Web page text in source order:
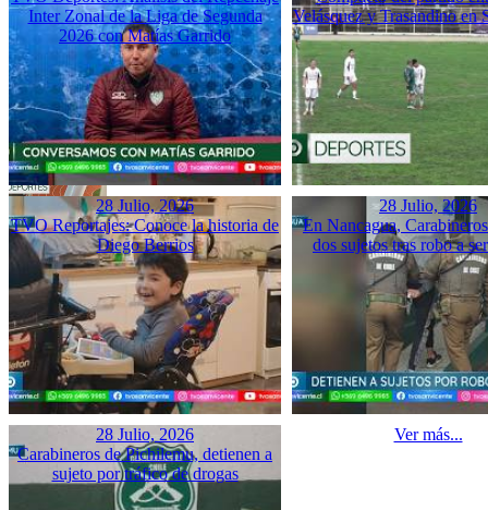
Inter Zonal de la Liga de Segunda
2026 con Matías Garrido
Velásquez y Trasandino en
28 Julio, 2026
TVO Reportajes: Conoce la historia de
Diego Berrios
28 Julio, 2026
En Nancagua,
dos sujetos tras robo a
28 Julio, 2026
Carabineros de Pichilemu, detienen a
sujeto por tráfico de drogas
Ver más...